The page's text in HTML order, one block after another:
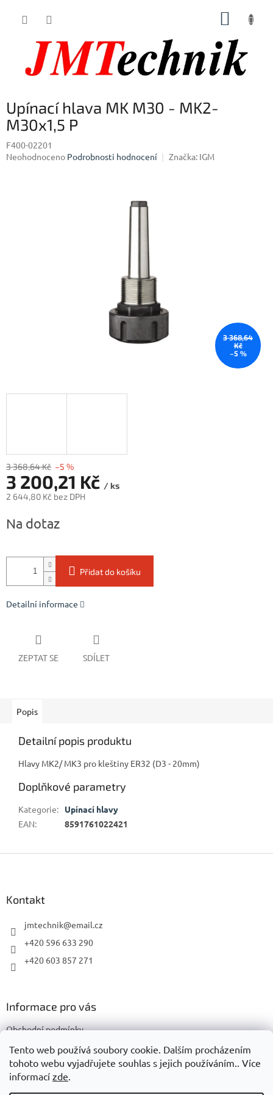
Tento web používá soubory cookie. Dalším procházením
tohoto webu vyjadřujete souhlas s jejich používáním.. Více
informací zde.
Upínací hlava MK M30 - MK2-
M30x1,5 P
F400-02201
Průměrné
Neohodnoceno Podrobnosti hodnocení Značka: IGM
3 368,64
Kč
–5 %
3 368,64 Kč –5 %
3 200,21 Kč / ks
2 644,80 Kč bez DPH
cena:
Na dotaz
Přidat do košíku
Detailní informace
ZEPTAT SE SDÍLET
Popis
Detailní popis produktu
Hlavy MK2/ MK3 pro kleštiny ER32 (D3 - 20mm)
Doplňkové parametry
Kategorie:
Upínací hlavy
EAN: 8591761022421
Kontakt
jmtechnik@email.cz
+420 596 633 290
+420 603 857 271
Informace pro vás
Obchodní podmínky
Podmínky ochrany osobních údajů